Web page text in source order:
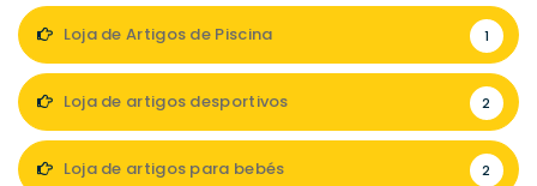
Loja de Artigos de Piscina 1
Loja de artigos desportivos 2
Loja de artigos para bebés 2